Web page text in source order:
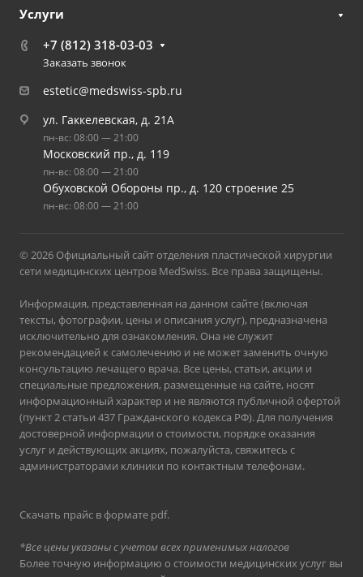
Услуги
+7 (812) 318-03-03
Заказать звонок
estetic@medswiss-spb.ru
ул. Гаккелевская, д. 21А
пн-вс: 08:00 — 21:00
Московский пр., д. 119
пн-вс: 08:00 — 21:00
Обуховской Обороны пр., д. 120 строение 25
пн-вс: 08:00 — 21:00
© 2026 Официальный сайт отделения пластической хирургии
сети медицинских центров MedSwiss. Все права защищены.
Информация, представленная на данном сайте (включая
тексты, фотографии, цены и описания услуг), предназначена
исключительно для ознакомления. Она не служит
рекомендацией к самолечению и не может заменить очную
консультацию лечащего врача. Все цены, статьи, акции и
специальные предложения, размещенные на сайте, носят
информационный характер и не являются публичной офертой
(пункт 2 статьи 437 Гражданского кодекса РФ). Для получения
достоверной информации о стоимости, порядке оказания
услуг и действующих акциях, пожалуйста, свяжитесь с
администраторами клиники по контактным телефонам.
Скачать прайс в формате pdf.
*Все цены указаны с учетом всех применимых налогов
Более точную информацию о стоимости медицинских услуг вы